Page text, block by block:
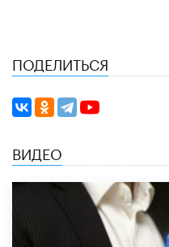
ПОДЕЛИТЬСЯ
ВИДЕО